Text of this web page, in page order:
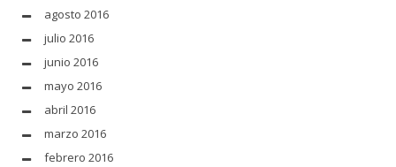
agosto 2016
julio 2016
junio 2016
mayo 2016
abril 2016
marzo 2016
febrero 2016